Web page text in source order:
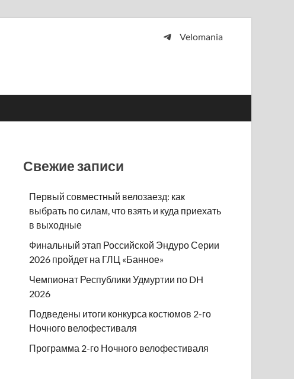
Velomania
Свежие записи
Первый совместный велозаезд: как
выбрать по силам, что взять и куда приехать
в выходные
Финальный этап Российской Эндуро Серии
2026 пройдет на ГЛЦ «Банное»
Чемпионат Республики Удмуртии по DH
2026
Подведены итоги конкурса костюмов 2-го
Ночного велофестиваля
Программа 2-го Ночного велофестиваля